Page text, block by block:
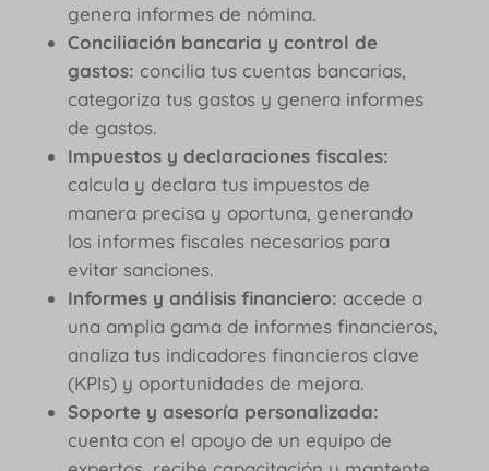
genera informes de nómina.
Conciliación bancaria y control de
gastos: concilia tus cuentas bancarias,
categoriza tus gastos y genera informes
de gastos.
Impuestos y declaraciones fiscales:
calcula y declara tus impuestos de
manera precisa y oportuna, generando
los informes fiscales necesarios para
evitar sanciones.
Informes y análisis financiero: accede a
una amplia gama de informes financieros,
analiza tus indicadores financieros clave
(KPIs) y oportunidades de mejora.
Soporte y asesoría personalizada:
cuenta con el apoyo de un equipo de